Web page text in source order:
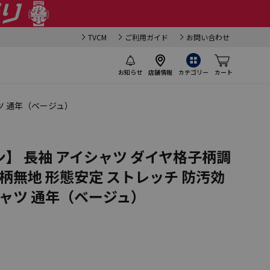
TVCM ご利用ガイド お問い合わせ
お知らせ 店舗情報 カテゴリー カート
年（ベージュ）
長袖 アイシャツ ダイヤ格子柄調
無地 形態安定 ストレッチ 防汚効
ツ 通年（ベージュ）